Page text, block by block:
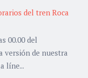
del tren Roca
00.00 del
versión de nuestra
líne...